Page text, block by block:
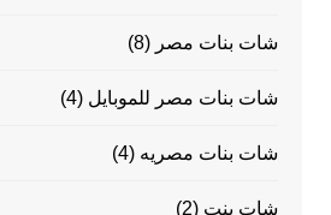
شات بنات مصر (8)
شات بنات مصر للموبايل (4)
شات بنات مصريه (4)
شات بنت (2)